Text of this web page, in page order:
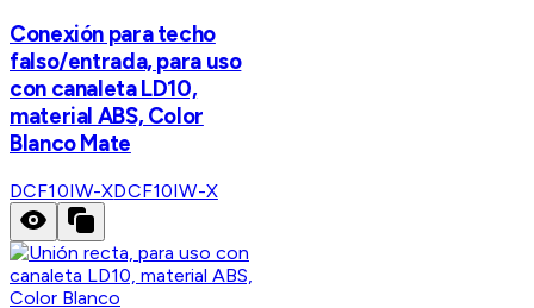
Conexión para techo
falso/entrada, para uso
con canaleta LD10,
material ABS, Color
Blanco Mate
DCF10IW-XDCF10IW-X